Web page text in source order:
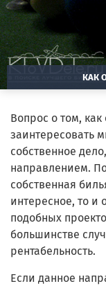
КАК
Вопрос о том,
заинтересовать
собственное
направлением.
собственная
интересное, то и
подобных
большинстве
рентабельность.
Если данное